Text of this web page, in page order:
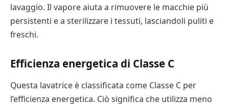
lavaggio. Il vapore aiuta a rimuovere le macchie più
persistenti e a sterilizzare i tessuti, lasciandoli puliti e
freschi.
Efficienza energetica di Classe C
Questa lavatrice è classificata come Classe C per
l’efficienza energetica. Ciò significa che utilizza meno